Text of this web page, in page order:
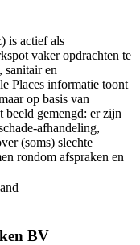
is actief als
vaker opdrachten te
en
Places informatie toont
op basis van
beeld gemengd: er zijn
afhandeling,
(soms) slechte
rondom afspraken en
BV